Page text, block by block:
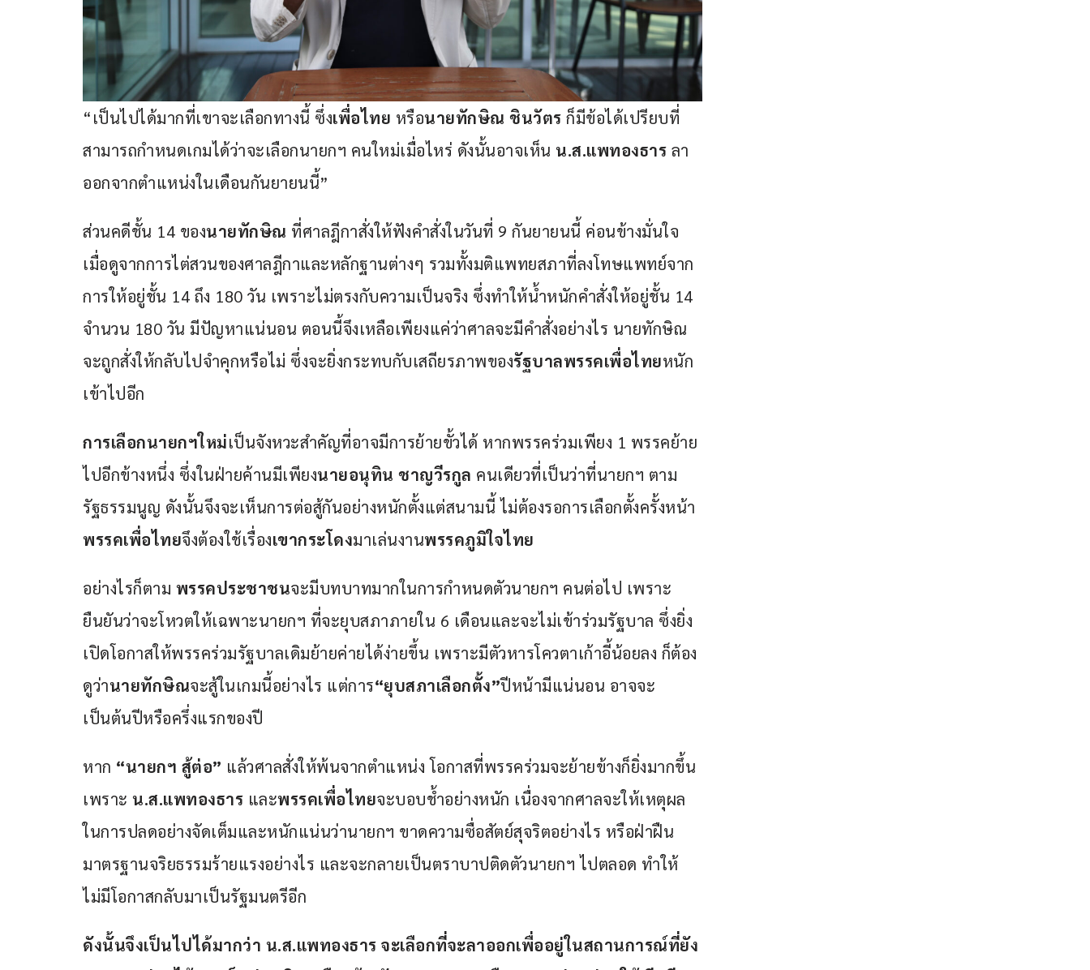
“เป็นไปได้มากที่เขาจะเลือกทางนี้ ซึ่งเพื่อไทย หรือนายทักษิณ ชินวัตร ก็มีข้อได้เปรียบที่
สามารถกำหนดเกมได้ว่าจะเลือกนายกฯ คนใหม่เมื่อไหร่ ดังนั้นอาจเห็น น.ส.แพทองธาร ลา
ออกจากตำแหน่งในเดือนกันยายนนี้”
ส่วนคดีชั้น 14 ของนายทักษิณ ที่ศาลฎีกาสั่งให้ฟังคำสั่งในวันที่ 9 กันยายนนี้ ค่อนข้างมั่นใจ
เมื่อดูจากการไต่สวนของศาลฎีกาและหลักฐานต่างๆ รวมทั้งมติแพทยสภาที่ลงโทษแพทย์จาก
การให้อยู่ชั้น 14 ถึง 180 วัน เพราะไม่ตรงกับความเป็นจริง ซึ่งทำให้น้ำหนักคำสั่งให้อยู่ชั้น 14
จำนวน 180 วัน มีปัญหาแน่นอน ตอนนี้จึงเหลือเพียงแค่ว่าศาลจะมีคำสั่งอย่างไร นายทักษิณ
จะถูกสั่งให้กลับไปจำคุกหรือไม่ ซึ่งจะยิ่งกระทบกับเสถียรภาพของรัฐบาลพรรคเพื่อไทยหนัก
เข้าไปอีก
การเลือกนายกฯใหม่เป็นจังหวะสำคัญที่อาจมีการย้ายขั้วได้ หากพรรคร่วมเพียง 1 พรรคย้าย
ไปอีกข้างหนึ่ง ซึ่งในฝ่ายค้านมีเพียงนายอนุทิน ชาญวีรกูล คนเดียวที่เป็นว่าที่นายกฯ ตาม
รัฐธรรมนูญ ดังนั้นจึงจะเห็นการต่อสู้กันอย่างหนักตั้งแต่สนามนี้ ไม่ต้องรอการเลือกตั้งครั้งหน้า
พรรคเพื่อไทยจึงต้องใช้เรื่องเขากระโดงมาเล่นงานพรรคภูมิใจไทย
อย่างไรก็ตาม พรรคประชาชนจะมีบทบาทมากในการกำหนดตัวนายกฯ คนต่อไป เพราะ
ยืนยันว่าจะโหวตให้เฉพาะนายกฯ ที่จะยุบสภาภายใน 6 เดือนและจะไม่เข้าร่วมรัฐบาล ซึ่งยิ่ง
เปิดโอกาสให้พรรคร่วมรัฐบาลเดิมย้ายค่ายได้ง่ายขึ้น เพราะมีตัวหารโควตาเก้าอี้น้อยลง ก็ต้อง
ดูว่านายทักษิณจะสู้ในเกมนี้อย่างไร แต่การ“ยุบสภาเลือกตั้ง”ปีหน้ามีแน่นอน อาจจะ
เป็นต้นปีหรือครึ่งแรกของปี
หาก “นายกฯ สู้ต่อ” แล้วศาลสั่งให้พ้นจากตำแหน่ง โอกาสที่พรรคร่วมจะย้ายข้างก็ยิ่งมากขึ้น
เพราะ น.ส.แพทองธาร และพรรคเพื่อไทยจะบอบช้ำอย่างหนัก เนื่องจากศาลจะให้เหตุผล
ในการปลดอย่างจัดเต็มและหนักแน่นว่านายกฯ ขาดความซื่อสัตย์สุจริตอย่างไร หรือฝ่าฝืน
มาตรฐานจริยธรรมร้ายแรงอย่างไร และจะกลายเป็นตราบาปติดตัวนายกฯ ไปตลอด ทำให้
ไม่มีโอกาสกลับมาเป็นรัฐมนตรีอีก
ดังนั้นจึงเป็นไปได้มากว่า น.ส.แพทองธาร จะเลือกที่จะลาออกเพื่ออยู่ในสถานการณ์ที่ยัง